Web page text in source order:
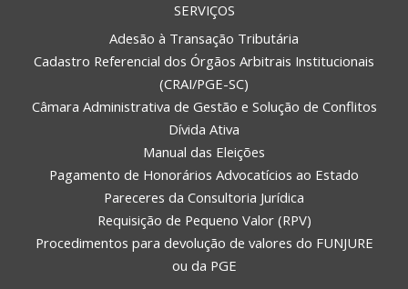
SERVIÇOS
Adesão à Transação Tributária
Cadastro Referencial dos Órgãos Arbitrais Institucionais
(CRAI/PGE-SC)
Câmara Administrativa de Gestão e Solução de Conflitos
Dívida Ativa
Manual das Eleições
Pagamento de Honorários Advocatícios ao Estado
Pareceres da Consultoria Jurídica
Requisição de Pequeno Valor (RPV)
Procedimentos para devolução de valores do FUNJURE
ou da PGE